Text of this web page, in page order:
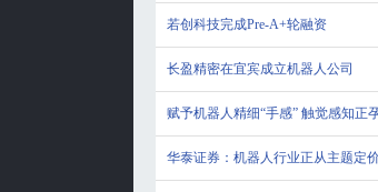
若创科技完成Pre-A+轮融资
长盈精密在宜宾成立机器人公司
赋予机器人精细“手感” 触觉感知正
华泰证券：机器人行业正从主题定